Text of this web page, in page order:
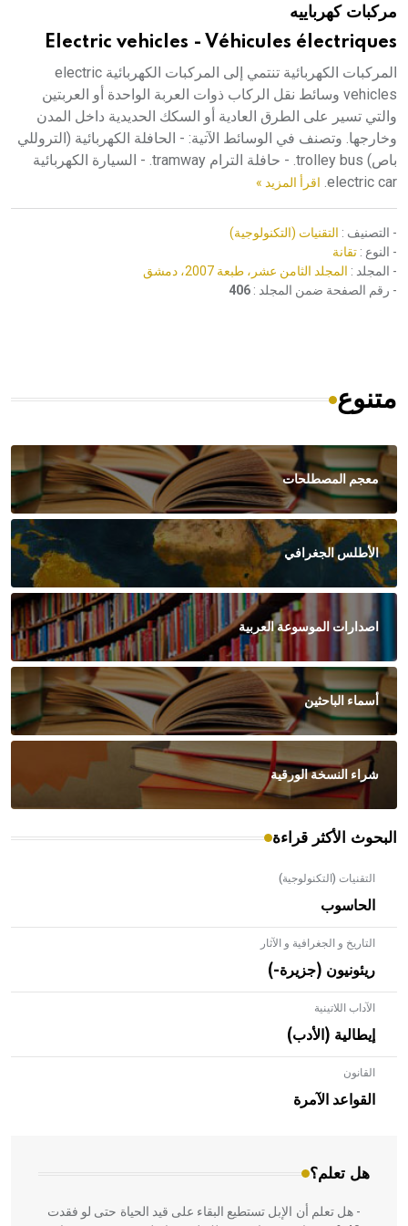
هيئة الموسوعة العربية تطلق موسوعات جديدة في عام 2026مركبات كهرباييه
Electric vehicles - Véhicules électriques
المركبات الكهربائية تنتمي إلى المركبات الكهربائية electric
vehicles وسائط نقل الركاب ذوات العربة الواحدة أو العربتين
والتي تسير على الطرق العادية أو السكك الحديدية داخل المدن
وخارجها. وتصنف في الوسائط الآتية: - الحافلة الكهربائية (التروللي
باص) trolley bus. - حافلة الترام tramway. - السيارة الكهربائية
electric car. اقرأ المزيد »
- التصنيف : التقنيات (التكنولوجية)
- النوع : تقانة
- المجلد : المجلد الثامن عشر، طبعة 2007، دمشق
- رقم الصفحة ضمن المجلد : 406
متنوع
معجم المصطلحات
الأطلس الجغرافي
اصدارات الموسوعة العربية
أسماء الباحثين
شراء النسخة الورقية
البحوث الأكثر قراءة
التقنيات (التكنولوجية)
الحاسوب
التاريخ و الجغرافية و الآثار
ريئونيون (جزيرة-)
الآداب اللاتينية
إيطالية (الأدب)
القانون
القواعد الآمرة
هل تعلم؟
- هل تعلم أن الأبلق نوع من الفنون الهندسية التي ارتبطت
بالعمارة الإسلامية في بلاد الشام ومصر خاصة، حيث يحرص
المعمار على بناء مداميكه وخاصة في الواجهات
- هل تعلم أن الإبل تستطيع البقاء على قيد الحياة حتى لو فقدت